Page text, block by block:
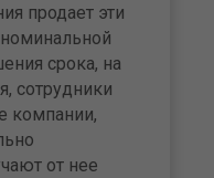
прода­ет эти
срока, на
сотрудники
компании,
от нее